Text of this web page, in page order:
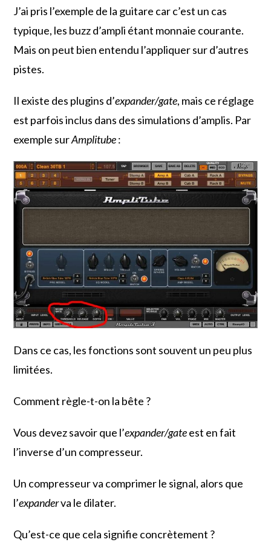
J’ai pris l’exemple de la guitare car c’est un cas
typique, les buzz d’ampli étant monnaie courante.
Mais on peut bien entendu l’appliquer sur d’autres
pistes.
Il existe des plugins d’expander/gate, mais ce réglage
est parfois inclus dans des simulations d’amplis. Par
exemple surAmplitube:
Dans ce cas, les fonctions sont souvent un peu plus
limitées.
Comment règle-t-on la bête ?
Vous devez savoir que l’expander/gateest en fait
l’inverse d’un compresseur.
Un compresseur va comprimer le signal, alors que
l’expanderva le dilater.
Qu’est-ce que cela signifie concrètement ?